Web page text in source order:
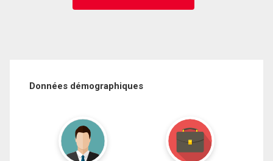
Données démographiques